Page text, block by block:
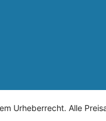
Urheberrecht. Alle